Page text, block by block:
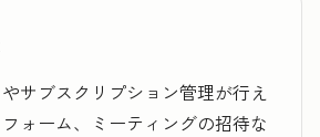
サブスクリプション管理が行え
ォーム、ミーティングの招待な